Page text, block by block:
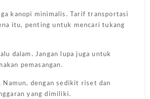
kanopi minimalis. Tarif transportasi
itu, penting untuk mencari tukang
dalam. Jangan lupa juga untuk
pemasangan.
dengan sedikit riset dan
yang dimiliki.